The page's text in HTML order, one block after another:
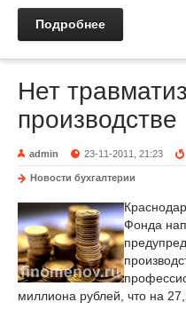
Подробнее
Нет
производстве
admin 23-11-2011, 21:23
Новости бухгалтерии
Фонда
миллиона рублей, что на